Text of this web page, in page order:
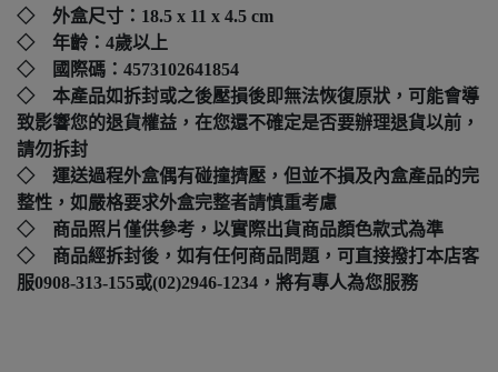
◇ 外盒尺寸：18.5 x 11 x 4.5 cm
◇ 年齡：4歲以上
◇ 國際碼： 4573102641854
◇ 本產品如拆封或之後壓損後即無法恢復原狀，可能會導
致影響您的退貨權益，在您還不確定是否要辦理退貨以前，
請勿拆封
◇ 運送過程外盒偶有碰撞擠壓，但並不損及內盒產品的完
整性，如嚴格要求外盒完整者請慎重考慮
◇ 商品照片僅供參考，以實際出貨商品顏色款式為準
◇ 商品經拆封後，如有任何商品問題，可直接撥打本店客
服0908-313-155或(02)2946-1234，將有專人為您服務